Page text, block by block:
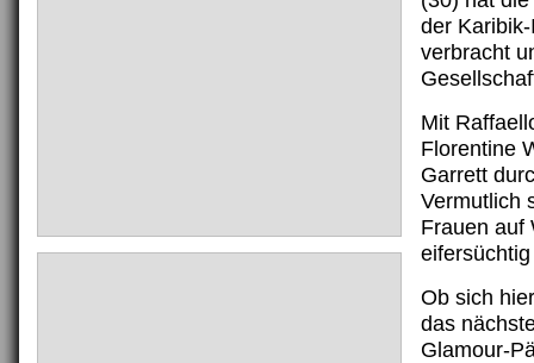
der
verbracht
Mit
Florentine
Garrett
Vermutlich
Frauen auf
Ob sich
das
Glamour-